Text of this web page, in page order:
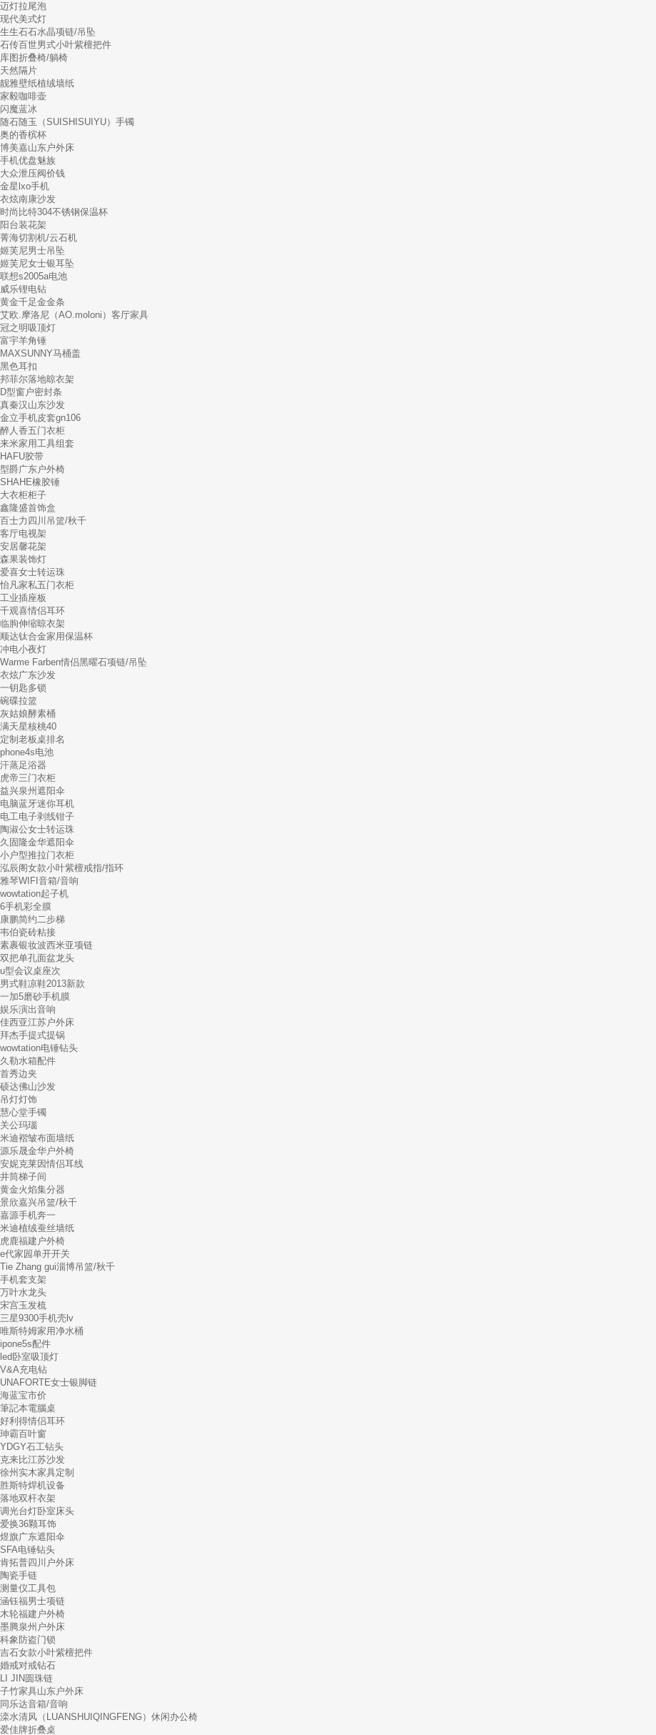
迈灯拉尾泡
现代美式灯
生生石石水晶项链/吊坠
石传百世男式小叶紫檀把件
库图折叠椅/躺椅
天然隔片
靓雅壁纸植绒墙纸
家毅咖啡壶
闪魔蓝冰
随石随玉（SUISHISUIYU）手镯
奥的香槟杯
博美嘉山东户外床
手机优盘魅族
大众泄压阀价钱
金星lxo手机
衣炫南康沙发
时尚比特304不锈钢保温杯
阳台装花架
菁海切割机/云石机
姬芙尼男士吊坠
姬芙尼女士银耳坠
联想s2005a电池
威乐锂电钻
黄金千足金金条
艾欧.摩洛尼（AO.moloni）客厅家具
冠之明吸顶灯
富宇羊角锤
MAXSUNNY马桶盖
黑色耳扣
邦菲尔落地晾衣架
D型窗户密封条
真秦汉山东沙发
金立手机皮套gn106
醉人香五门衣柜
来米家用工具组套
HAFU胶带
型爵广东户外椅
SHAHE橡胶锤
大衣柜柜子
鑫隆盛首饰盒
百士力四川吊篮/秋千
客厅电视架
安居馨花架
森果装饰灯
爱喜女士转运珠
怡凡家私五门衣柜
工业插座板
千观喜情侣耳环
临朐伸缩晾衣架
顺达钛合金家用保温杯
冲电小夜灯
Warme Farben情侣黑曜石项链/吊坠
衣炫广东沙发
一钥匙多锁
碗碟拉篮
灰姑娘酵素桶
满天星核桃40
定制老板桌排名
phone4s电池
汗蒸足浴器
虎帝三门衣柜
益兴泉州遮阳伞
电脑蓝牙迷你耳机
电工电子剥线钳子
陶淑公女士转运珠
久固隆金华遮阳伞
小户型推拉门衣柜
泓辰阁女款小叶紫檀戒指/指环
雅琴WIFI音箱/音响
wowtation起子机
6手机彩全膜
康鹏简约二步梯
韦伯瓷砖粘接
素裹银妆波西米亚项链
双把单孔面盆龙头
u型会议桌座次
男式鞋凉鞋2013新款
一加5磨砂手机膜
娱乐演出音响
佳西亚江苏户外床
拜杰手提式提锅
wowtation电锤钻头
久勒水箱配件
首秀边夹
硕达佛山沙发
吊灯灯饰
慧心堂手镯
关公玛瑙
米迪褶皱布面墙纸
源乐晟金华户外椅
安妮克莱因情侣耳线
井筒梯子间
黄金火焰集分器
景欣嘉兴吊篮/秋千
嘉源手机奔一
米迪植绒蚕丝墙纸
虎鹿福建户外椅
e代家园单开开关
Tie Zhang gui淄博吊篮/秋千
手机套支架
万叶水龙头
宋宫玉发梳
三星9300手机壳lv
唯斯特姆家用净水桶
ipone5s配件
led卧室吸顶灯
V&A充电钻
UNAFORTE女士银脚链
海蓝宝市价
筆記本電腦桌
好利得情侣耳环
珅霸百叶窗
YDGY石工钻头
克来比江苏沙发
徐州实木家具定制
胜斯特焊机设备
落地双杆衣架
调光台灯卧室床头
爱换36颗耳饰
煜旗广东遮阳伞
SFA电锤钻头
肯拓普四川户外床
陶瓷手链
测量仪工具包
涵钰福男士项链
木轮福建户外椅
墨腾泉州户外床
科象防盗门锁
吉石女款小叶紫檀把件
婚戒对戒钻石
LI JIN圆珠链
子竹家具山东户外床
同乐达音箱/音响
滦水清风（LUANSHUIQINGFENG）休闲办公椅
爱佳牌折叠桌